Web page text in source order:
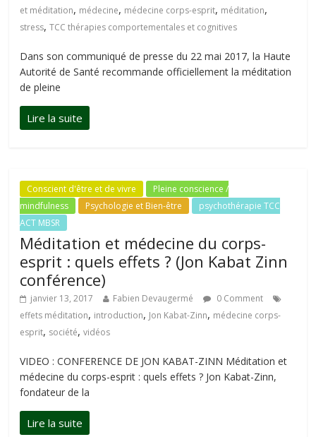
et méditation, médecine, médecine corps-esprit, méditation,
stress,TCC thérapies comportementales et cognitives
Dans son communiqué de presse du 22 mai 2017, la Haute
Autorité de Santé recommande officiellement la méditation
de pleine
Conscient d'être et de vivre
Pleine conscience /
mindfulness
Psychologie et Bien-être
psychothérapie TCC
ACT MBSR
Méditation et médecine du corps-
esprit : quels effets ? (Jon Kabat Zinn
conférence)
janvier 13, 2017 Fabien Devaugermé
0 Comment
effets méditation, introduction, Jon Kabat-Zinn, médecine corps-
esprit, société,vidéos
VIDEO : CONFERENCE DE JON KABAT-ZINN Méditation et
médecine du corps-esprit : quels effets ? Jon Kabat-Zinn,
fondateur de la